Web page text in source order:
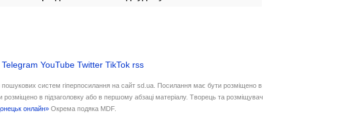
Telegram YouTube Twitter TikTok rss
пошукових систем гіперпосилання на сайт sd.ua. Посилання має бути розміщено в
розміщено в підзаголовку або в першому абзаці матеріалу. Творець та розміщувач
онлайн»Окрема подяка MDF.